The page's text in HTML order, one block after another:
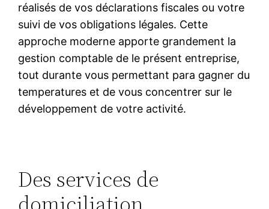
réalisés de vos déclarations fiscales ou votre
suivi de vos obligations légales. Cette
approche moderne apporte grandement la
gestion comptable de le présent entreprise,
tout durante vous permettant para gagner du
temperatures et de vous concentrer sur le
développement de votre activité.
Des services de